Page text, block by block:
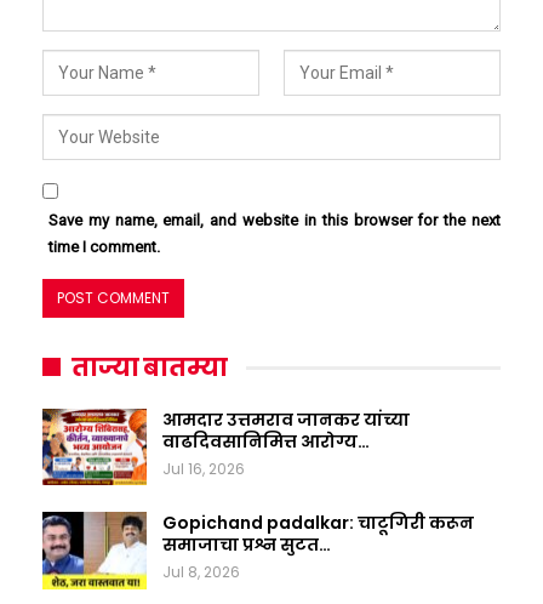
Save my name, email, and website in this browser for the next
time I comment.
ताज्या बातम्या
आमदार उत्तमराव जानकर यांच्या
वाढदिवसानिमित्त आरोग्य…
Jul 16, 2026
Gopichand padalkar: चाटूगिरी करून
समाजाचा प्रश्न सुटत…
Jul 8, 2026